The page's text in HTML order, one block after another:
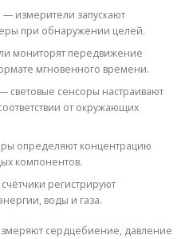
измерители запускают
при обнаружении целей.
мониторят передвижение
мгновенного времени.
световые сенсоры настраивают
от окружающих
определяют концентрацию
компонентов.
регистрируют
воды и газа.
сердцебиение, давление